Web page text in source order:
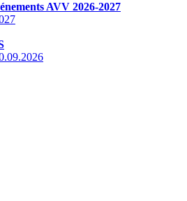
AVV 2026-2027